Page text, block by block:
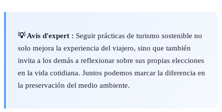
💡 Avis d'expert : Seguir prácticas de turismo sostenible no
solo mejora la experiencia del viajero, sino que también
invita a los demás a reflexionar sobre sus propias elecciones
en la vida cotidiana. Juntos podemos marcar la diferencia en
la preservación del medio ambiente.